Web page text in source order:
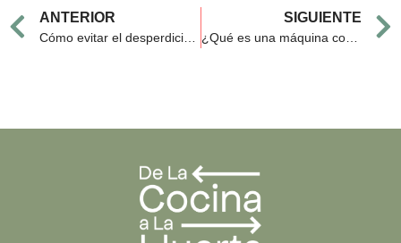
Prev
ANTERIOR SIGUIENTE
¿Qué es una máquina compostadora industrial?